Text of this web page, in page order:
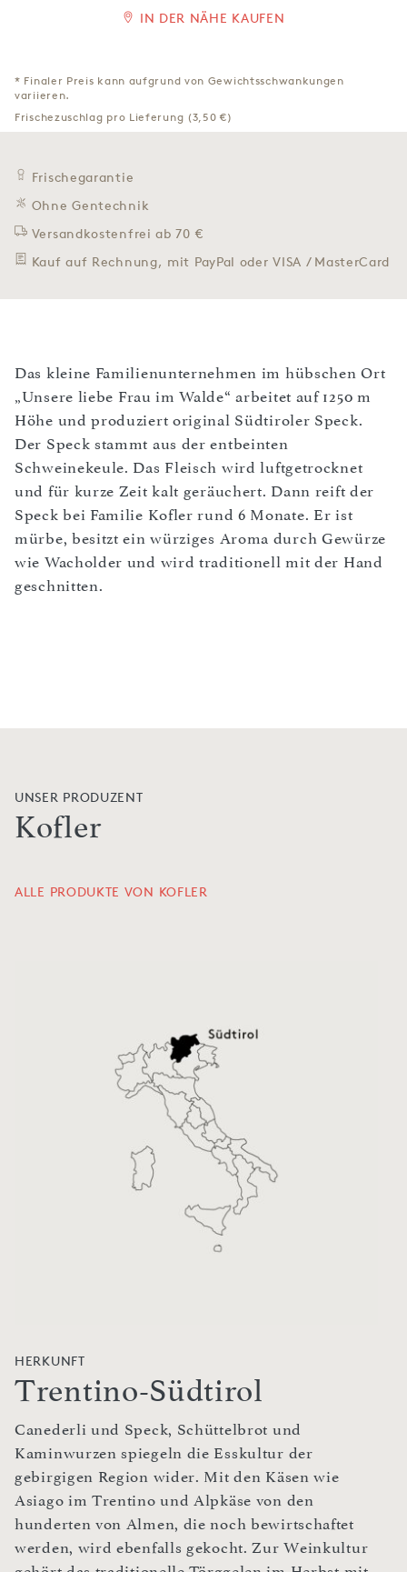
IN DER NÄHE KAUFEN
* Finaler Preis kann aufgrund von Gewichtsschwankungen
variieren.
Frischezuschlag pro Lieferung (3,50 €)
Frischegarantie
Ohne Gentechnik
Versandkostenfrei ab 70 €
Kauf auf Rechnung, mit PayPal oder VISA / MasterCard
Das kleine Familienunternehmen im hübschen Ort
„Unsere liebe Frau im Walde“ arbeitet auf 1250 m
Höhe und produziert original Südtiroler Speck.
Der Speck stammt aus der entbeinten
Schweinekeule. Das Fleisch wird luftgetrocknet
und für kurze Zeit kalt geräuchert. Dann reift der
Speck bei Familie Kofler rund 6 Monate. Er ist
mürbe, besitzt ein würziges Aroma durch Gewürze
wie Wacholder und wird traditionell mit der Hand
geschnitten.
UNSER PRODUZENT
Kofler
ALLE PRODUKTE VON KOFLER
HERKUNFT
Trentino-Südtirol
Canederli und Speck, Schüttelbrot und
Kaminwurzen spiegeln die Esskultur der
gebirgigen Region wider. Mit den Käsen wie
Asiago im Trentino und Alpkäse von den
hunderten von Almen, die noch bewirtschaftet
werden, wird ebenfalls gekocht. Zur Weinkultur